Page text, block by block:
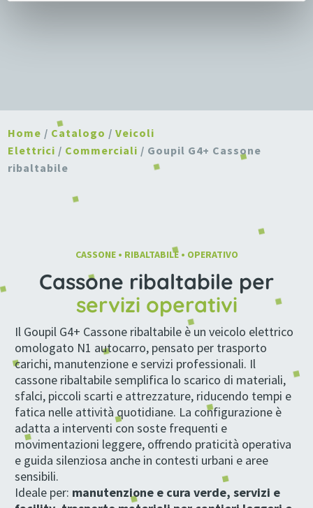
Home / Catalogo /Veicoli
Elettrici / Commerciali / Goupil G4+ Cassone
ribaltabile
CASSONE • RIBALTABILE • OPERATIVO
Cassone ribaltabile per
servizi operativi
Il Goupil G4+ Cassone ribaltabile è un veicolo elettrico
omologato N1 autocarro, pensato per trasporto
carichi, manutenzione e servizi professionali. Il
cassone ribaltabile semplifica lo scarico di materiali,
sfalci, piccoli scarti e attrezzature, riducendo tempi e
fatica nelle attività quotidiane. La configurazione è
adatta a interventi con soste frequenti e
movimentazioni leggere, offrendo praticità operativa
e guida silenziosa anche in contesti urbani e aree
sensibili.
Ideale per: manutenzione e cura verde, servizi e